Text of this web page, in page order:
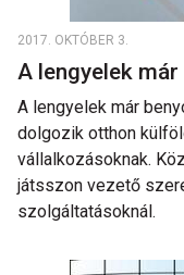
2017. OKTÓBER 3.
A lengyelek
A lengyelek már
dolgozik otthon
vállalkozásoknak.
játsszon vezető
szolgáltatásoknál.